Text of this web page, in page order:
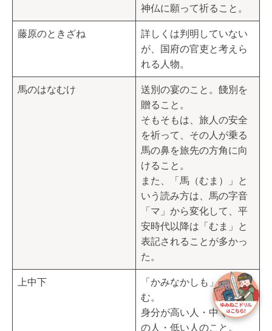
神仏に願って祈ること。
藤原のときざね
詳しくは判明していない
が、国府の官吏と考えら
れる人物。
馬のはなむけ
送別の宴のこと。餞別を
贈ること。
そもそもは、旅人の安全
を祈って、その人が乗る
馬の鼻を旅先の方角に向
けること。
また、「馬（むま）」と
いう読み方は、馬の字音
「マ」から変化して、平
安時代以降は「むま」と
表記されることが多かっ
た。
上中下
「かみなかしも」と読
む。
身分が高い人・中くらい
の人・低い人のこと。